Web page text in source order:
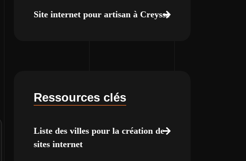
Site internet pour artisan à Creysse
Ressources clés
Liste des villes pour la création de
sites internet